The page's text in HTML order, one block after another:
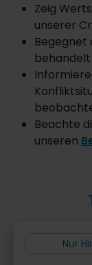
Zeig
unserer
Begegnet
Beachte
unseren
Nur